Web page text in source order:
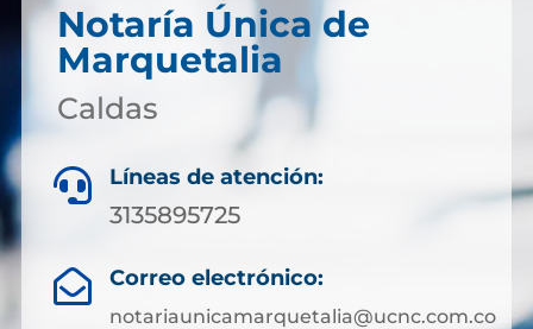
Notaría Única de
Marquetalia
Caldas
 Líneas de atención:
3135895725
 Correo electrónico:
notariaunicamarquetalia@ucnc.com.co